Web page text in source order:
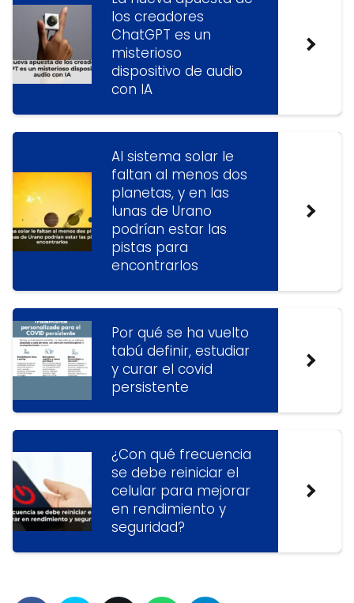
los creadores
ChatGPT es un
misterioso
dispositivo de audio
con IA
Al sistema solar le
faltan al menos dos
planetas, y en las
lunas de Urano
podrían estar las
pistas para
encontrarlos
Por qué se ha vuelto
tabú definir, estudiar
y curar el covid
persistente
¿Con qué frecuencia
se debe reiniciar el
celular para mejorar
en rendimiento y
seguridad?